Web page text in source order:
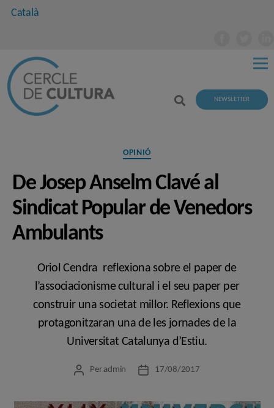
Català
NEWSLETTER
Categories
OPINIÓ
De Josep Anselm Clavé al
Sindicat Popular de Venedors
Ambulants
Oriol Cendra reflexiona sobre el paper de
l’associacionisme cultural i el seu paper per
construir una societat millor. Reflexions que
protagonitzaran una de les jornades de la
Universitat Catalunya d’Estiu.
Autor
Per admin
Data17/08/2017